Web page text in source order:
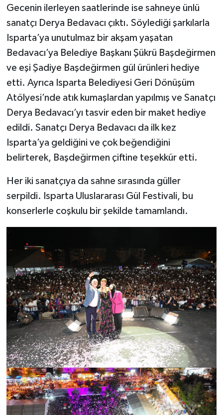
Gecenin ilerleyen saatlerinde ise sahneye ünlü
sanatçı Derya Bedavacı çıktı. Söylediği şarkılarla
Isparta’ya unutulmaz bir akşam yaşatan
Bedavacı’ya Belediye Başkanı Şükrü Başdeğirmen
ve eşi Şadiye Başdeğirmen gül ürünleri hediye
etti. Ayrıca Isparta Belediyesi Geri Dönüşüm
Atölyesi’nde atık kumaşlardan yapılmış ve Sanatçı
Derya Bedavacı’yı tasvir eden bir maket hediye
edildi. Sanatçı Derya Bedavacı da ilk kez
Isparta’ya geldiğini ve çok beğendiğini
belirterek, Başdeğirmen çiftine teşekkür etti.
Her iki sanatçıya da sahne sırasında güller
serpildi. Isparta Uluslararası Gül Festivali, bu
konserlerle coşkulu bir şekilde tamamlandı.